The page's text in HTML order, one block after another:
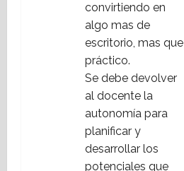
convirtiendo en
algo mas de
escritorio, mas que
práctico.
Se debe devolver
al docente la
autonomía para
planificar y
desarrollar los
potenciales que